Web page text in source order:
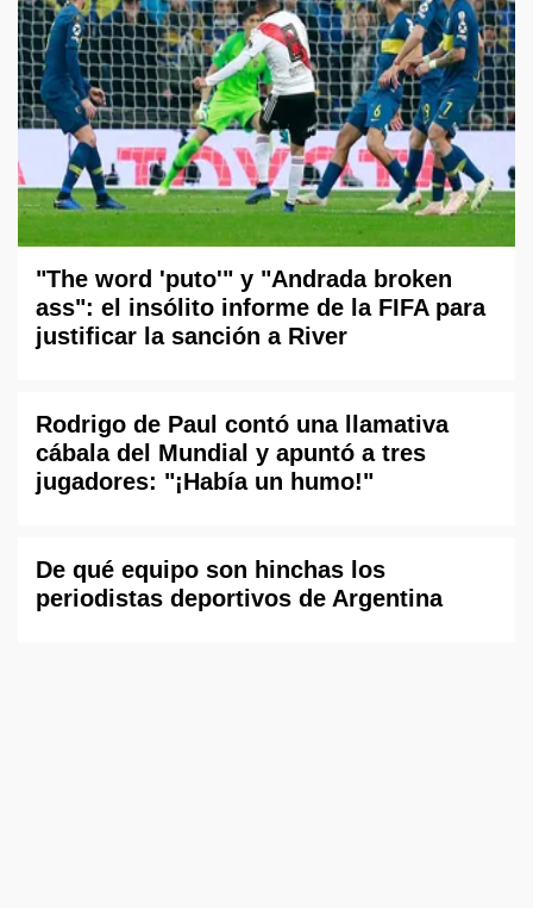
"The word 'puto'" y "Andrada broken
ass": el insólito informe de la FIFA para
justificar la sanción a River
Rodrigo de Paul contó una llamativa
cábala del Mundial y apuntó a tres
jugadores: "¡Había un humo!"
De qué equipo son hinchas los
periodistas deportivos de Argentina